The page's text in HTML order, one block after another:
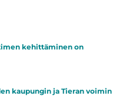
kehittäminen on
kaupungin ja Tieran voimin